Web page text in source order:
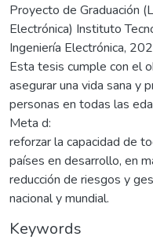
Proyecto de Graduación
Electrónica) Instituto
Ingeniería Electrónica,
Esta tesis cumple con el
asegurar una vida sana y
personas en todas las
Meta d:
reforzar la capacidad de
países en desarrollo, en
reducción de riesgos y
nacional y mundial.
Keywords